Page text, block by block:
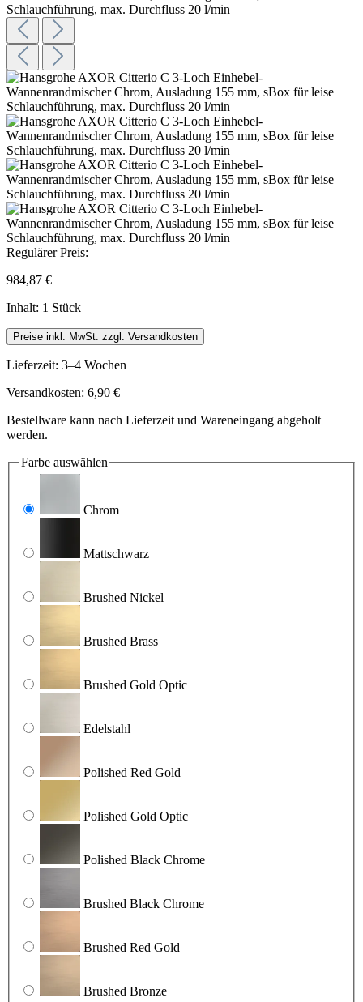
Regulärer Preis:
984,87 €
Inhalt: 1 Stück
Preise inkl. MwSt. zzgl. Versandkosten
Lieferzeit: 3–4 Wochen
Versandkosten: 6,90 €
Bestellware kann nach Lieferzeit und Wareneingang abgeholt
werden.
Farbe auswählen
Chrom
Mattschwarz
Brushed Nickel
Brushed Brass
Brushed Gold Optic
Edelstahl
Polished Red Gold
Polished Gold Optic
Polished Black Chrome
Brushed Black Chrome
Brushed Red Gold
Brushed Bronze